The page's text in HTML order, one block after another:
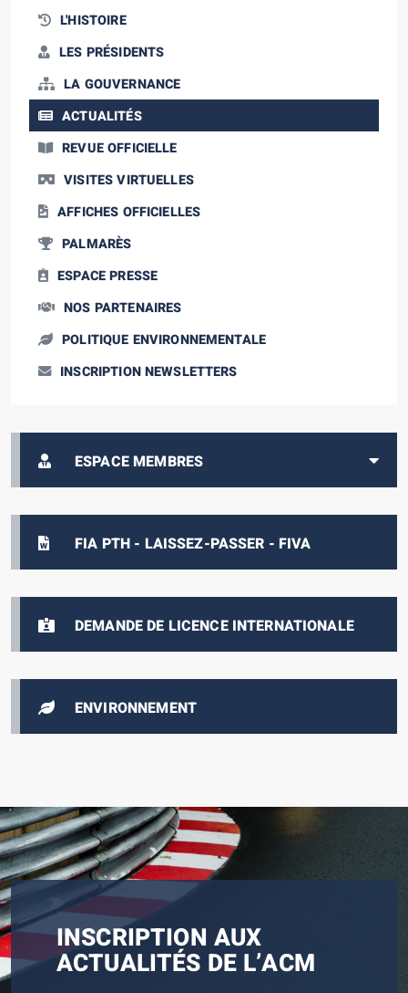
L'HISTOIRE
LES PRÉSIDENTS
LA GOUVERNANCE
ACTUALITÉS
REVUE OFFICIELLE
VISITES VIRTUELLES
AFFICHES OFFICIELLES
PALMARÈS
ESPACE PRESSE
NOS PARTENAIRES
POLITIQUE ENVIRONNEMENTALE
INSCRIPTION NEWSLETTERS
ESPACE MEMBRES
FIA PTH - LAISSEZ-PASSER - FIVA
DEMANDE DE LICENCE INTERNATIONALE
ENVIRONNEMENT
INSCRIPTION AUX
ACTUALITÉS DE L’ACM